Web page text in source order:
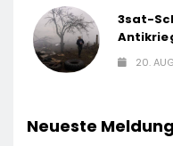
3sat-
20.
Neueste